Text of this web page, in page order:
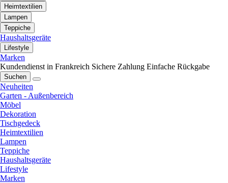
Heimtextilien
Lampen
Teppiche
Haushaltsgeräte
Lifestyle
Marken
Kundendienst in Frankreich Sichere Zahlung Einfache Rückgabe
Suchen
Neuheiten
Garten - Außenbereich
Möbel
Dekoration
Tischgedeck
Heimtextilien
Lampen
Teppiche
Haushaltsgeräte
Lifestyle
Marken